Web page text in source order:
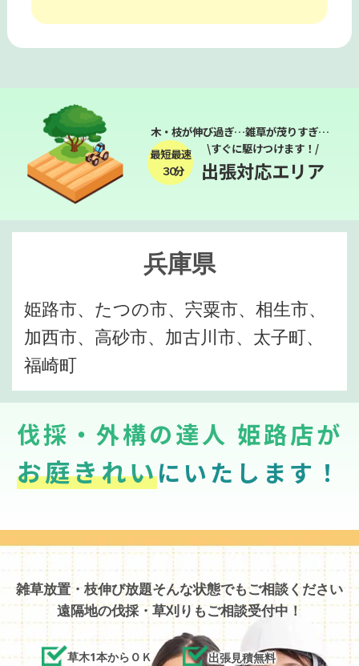
木・枝が伸び過ぎ…雑草が茂りすぎ…
最短最速
３０分
\すぐに駆けつけます！/
出張対応エリア
兵庫県
姫路市、たつの市、宍粟市、相生市、
加西市、高砂市、加古川市、太子町、
福崎町
伐採・外構の達人 姫路店が
お庭きれいにいたします！
雑草放置・枝伸び放題そんな状態でもご相談ください
遠隔地の伐採・草刈りもご相談受付中！
草木1本からＯＫ
出張見積無料